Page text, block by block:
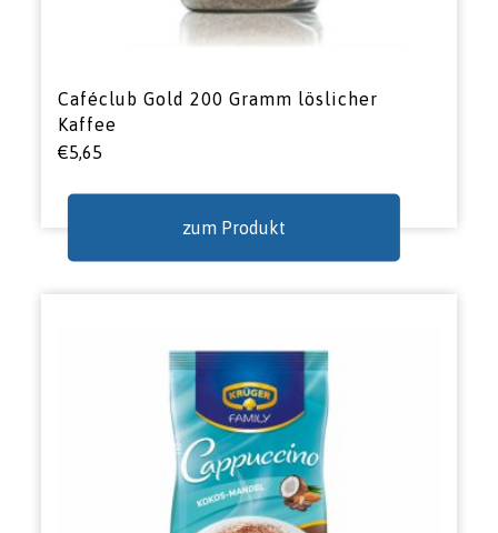
Caféclub Gold 200 Gramm löslicher
Kaffee
€5,65
zum Produkt